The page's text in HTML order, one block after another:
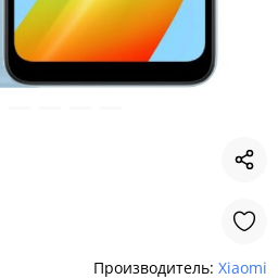
Производитель: Xiaomi